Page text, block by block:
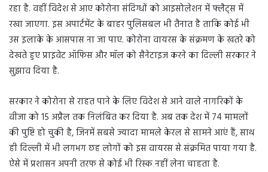
रहा है. वहीं विदेश से आए कोरोना संदिग्धों को आइसोलेशन में फ्लैट्स में
रखा जाएगा. इस अपार्टमेंट के बाहर पुलिसबल भी तैनात है ताकि कोई भी
उस इलाके के आसपास ना जा पाए. कोरोना वायरस के संक्रमण के खतरे को
देखते हुए प्राइवेट ऑफिस और मॉल को सैनेटाइज करने का दिल्ली सरकार ने
सुझाव दिया है.
सरकार ने कोरोना से राहत पाने के लिए विदेश से आने वाले नागरिकों के
वीजा को 15 अप्रैल तक निलंबित कर दिया है. अब तक देश में 74 मामलों
की पुष्टि हो चुकी है, जिनमें सबसे ज्यादा मामले केरल से सामने आएं हैं, साथ
ही दिल्ली में भी लगभग छह लोगों को इस वायरस से संक्रमित पाया गया है.
ऐसे में प्रशासन अपनी तरफ से कोई भी रिस्क नहीं लेना चाहता है.